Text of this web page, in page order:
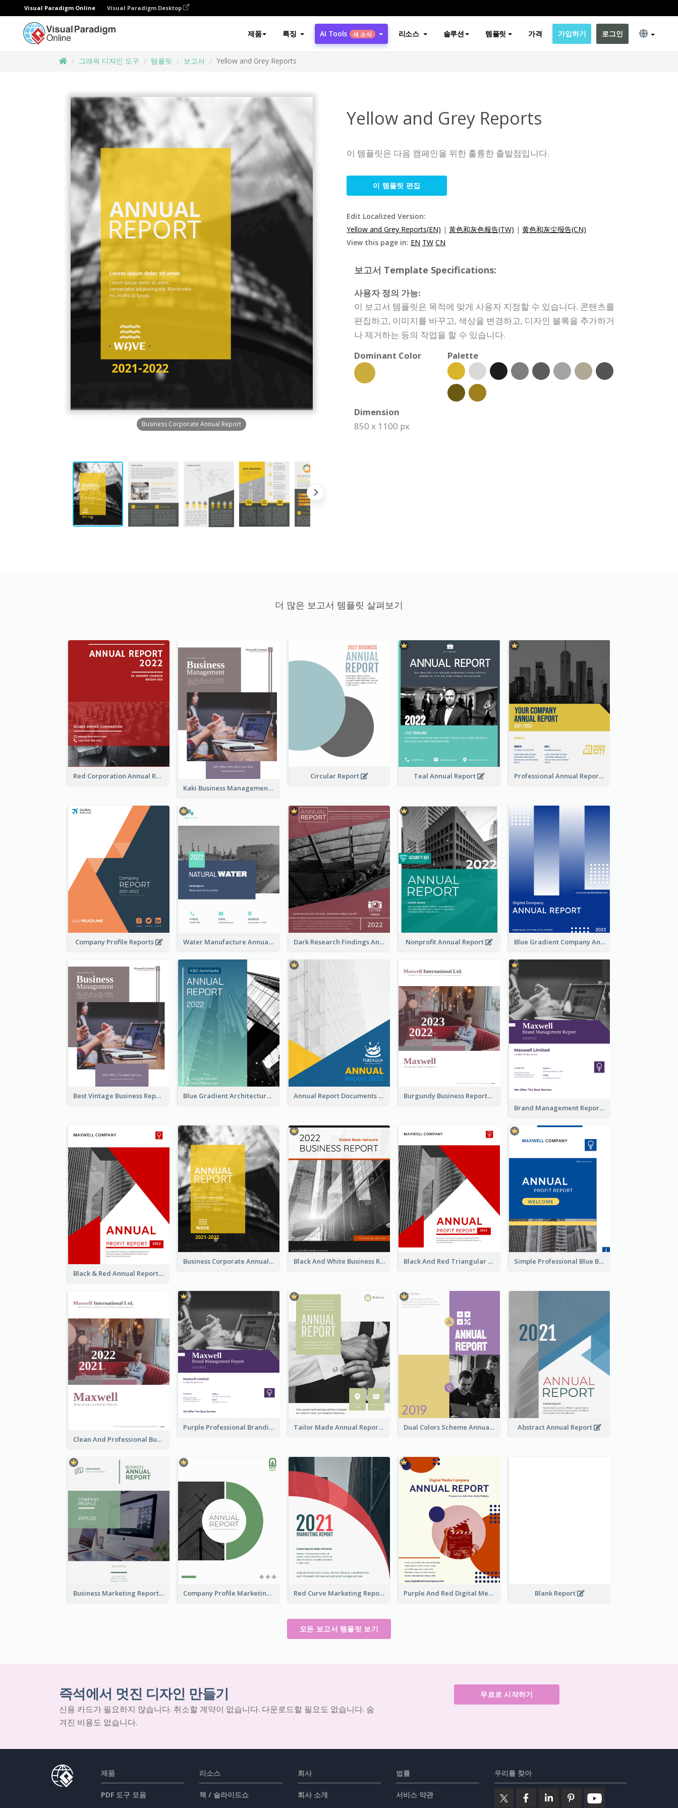
Visual Paradigm Online Visual Paradigm Desktop
제품 특징 AI Tools 새 소식 리소스 솔루션 템플릿 가격 가입하기 로그인
그래픽 디자인 도구 템플릿 보고서 Yellow and Grey Reports
Business Corporate Annual Report
Yellow and Grey Reports
이 템플릿은 다음 캠페인을 위한 훌륭한 출발점입니다.
이 템플릿 편집
Edit Localized Version:
Yellow and Grey Reports(EN) | 黃色和灰色報告(TW) | 黄色和灰尘报告(CN)
View this page in: EN TW CN
보고서 Template Specifications:
사용자 정의 가능:
이 보고서 템플릿은 목적에 맞게 사용자 지정할 수 있습니다. 콘텐츠를
편집하고, 이미지를 바꾸고, 색상을 변경하고, 디자인 블록을 추가하거
나 제거하는 등의 작업을 할 수 있습니다.
Dominant Color
Palette
Dimension
850 x 1100 px
더 많은 보고서 템플릿 살펴보기
Red Corporation Annual Report
Kaki Business Management Reports
Circular Report Teal Annual Report Professional Annual Report Reports
Company Profile Reports Water Manufacture Annual Reports Dark Research Findings Annual Report Nonprofit Annual Report Blue Gradient Company Annual Report
Best Vintage Business Report Design Template Blue Gradient Architecture Annual Report Annual Report Documents Reports
Burgundy Business Reports
Brand Management Reports
Black & Red Annual Reports
Business Corporate Annual Report Black And White Business Report Black And Red Triangular Annual Report Design Ideas Simple Professional Blue Business Report Design Ideas
Clean And Professional Business Report Design Ideas
Purple Professional Branding Auditing Report Templates Tailor Made Annual Report Dual Colors Scheme Annual Report Abstract Annual Report
Business Marketing Reports Company Profile Marketing Reports Red Curve Marketing Reports Purple And Red Digital Media Annual Report Blank Report
모든 보고서 템플릿 보기
즉석에서 멋진 디자인 만들기
신용 카드가 필요하지 않습니다. 취소할 계약이 없습니다. 다운로드할 필요도 없습니다. 숨
겨진 비용도 없습니다.
무료로 시작하기
제품
PDF 도구 모음
리소스
책 / 슬라이드쇼
회사
회사 소개
법률
서비스 약관
우리를 찾아